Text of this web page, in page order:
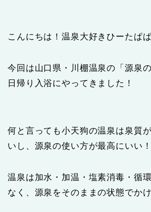
こんにちは！温泉大好きひーたぱぱ
今回は山口県・川棚温泉の「源泉
日帰り入浴にやってきました！
何と言っても小天狗の温泉は泉質
いし、源泉の使い方が最高にいい！
温泉は加水・加温・塩素消毒・循
なく、源泉をそのままの状態でかけ